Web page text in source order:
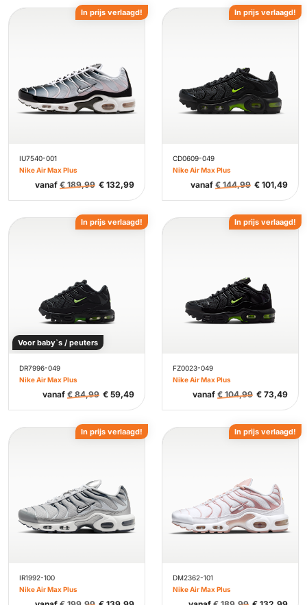
IU7540-001
Nike Air Max Plus
vanaf €189,99 € 132,99
In prijs verlaagd!
CD0609-049
Nike Air Max Plus
vanaf €144,99 € 101,49
In prijs verlaagd!
Voor baby`s / peuters
DR7996-049
Nike Air Max Plus
vanaf €84,99 € 59,49
In prijs verlaagd!
FZ0023-049
Nike Air Max Plus
vanaf €104,99 € 73,49
In prijs verlaagd!
IR1992-100
Nike Air Max Plus
In prijs verlaagd!
DM2362-101
Nike Air Max Plus
In prijs verlaagd!